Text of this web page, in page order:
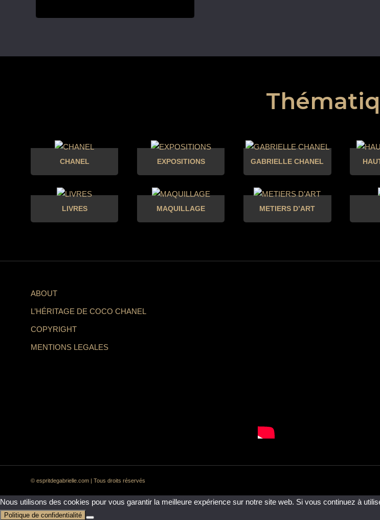
CHANEL EXPOSITIONS GABRIELLE CHANEL
LIVRES MAQUILLAGE METIERS D’ART
ABOUT
L’HÉRITAGE DE COCO CHANEL
COPYRIGHT
MENTIONS LEGALES
© espritdegabrielle.com | Tous droits réservés
Nous utilisons des cookies pour vous garantir la meilleure expérience sur notre site web. Si vous continuez à
Politique de confidentialité